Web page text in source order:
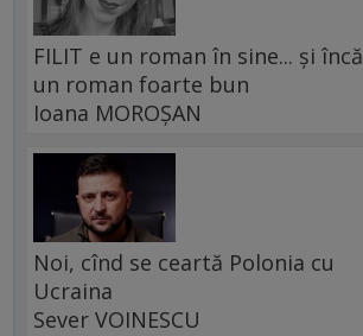
FILIT e un roman în sine... și încă
un roman foarte bun
Ioana MOROȘAN
Noi, cînd se ceartă Polonia cu
Ucraina
Sever VOINESCU